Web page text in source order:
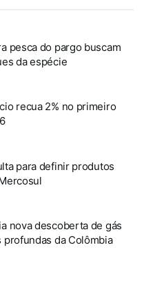
pesca do pargo buscam
da espécie
recua 2% no primeiro
para definir produtos
nova descoberta de gás
profundas da Colômbia